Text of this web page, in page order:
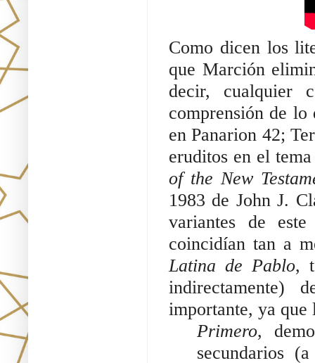
Como dicen los
que Marción
decir, cualquier
comprensión de
en Panarion 42;
eruditos en el
of the New
1983 de John J.
variantes de
coincidían tan a
Latina de Pablo,
indirectamente)
importante, ya que
Primero,
secundarios